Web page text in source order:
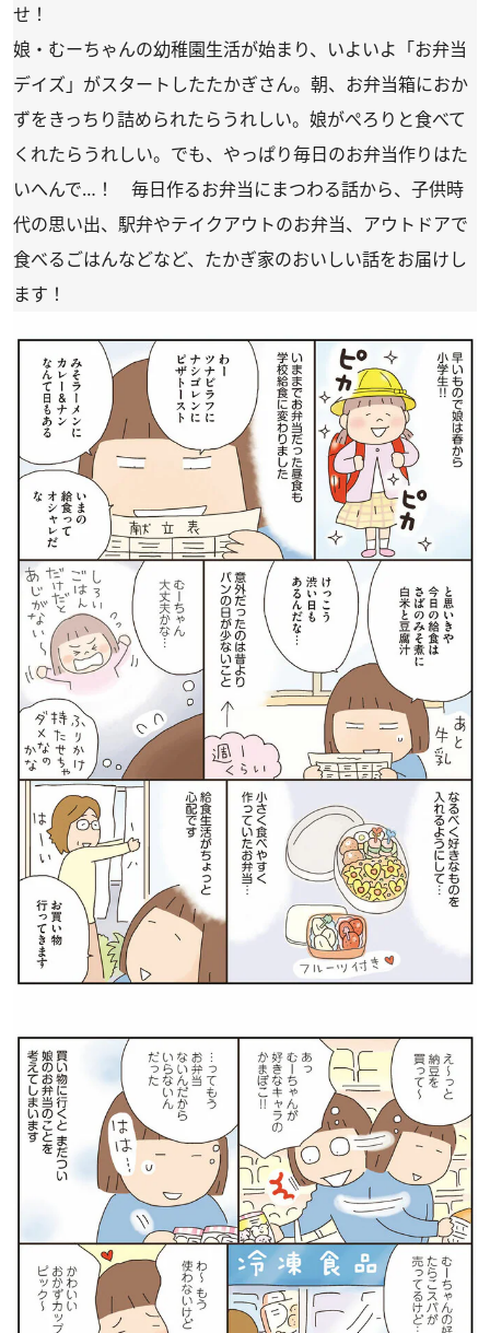
せ！
娘・むーちゃんの幼稚園生活が始まり、いよいよ「お弁当
デイズ」がスタートしたたかぎさん。朝、お弁当箱におか
ずをきっちり詰められたらうれしい。娘がぺろりと食べて
くれたらうれしい。でも、やっぱり毎日のお弁当作りはた
いへんで…！ 毎日作るお弁当にまつわる話から、子供時
代の思い出、駅弁やテイクアウトのお弁当、アウトドアで
食べるごはんなどなど、たかぎ家のおいしい話をお届けし
ます！